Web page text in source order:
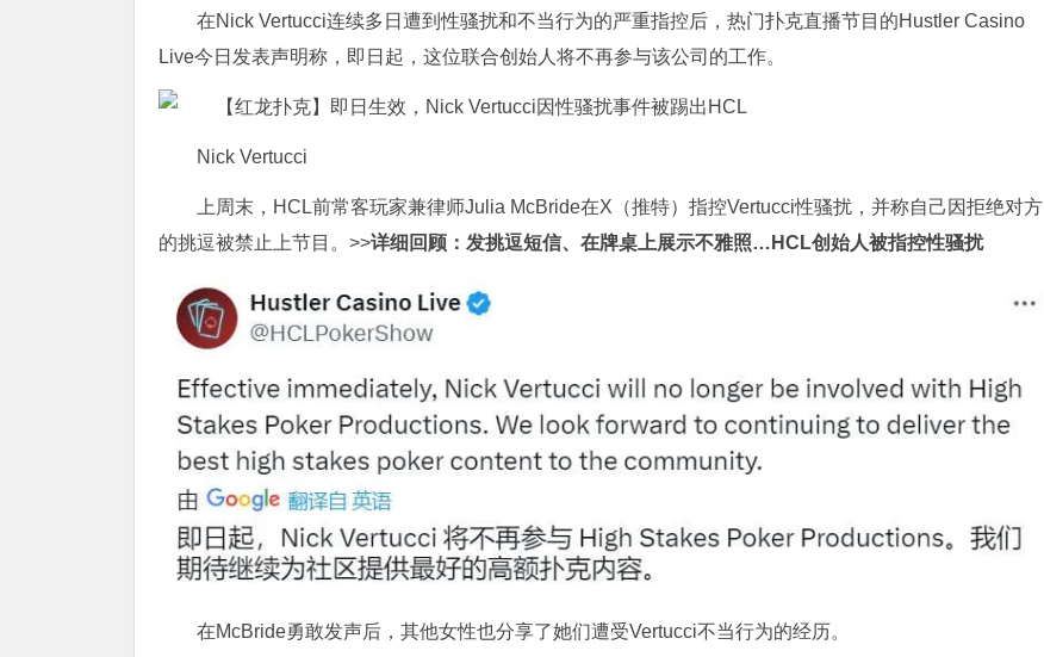
在Nick Vertucci连续多日遭到性骚扰和不当行为的严重指控后，热门扑克直播节目的Hustler Casino
Live今日发表声明称，即日起，这位联合创始人将不再参与该公司的工作。
Nick Vertucci
上周末，HCL前常客玩家兼律师Julia McBride在X（推特）指控Vertucci性骚扰，并称自己因拒绝对方
的挑逗被禁止上节目。>>详细回顾： 发挑逗短信、在牌桌上展示不雅照…HCL创始人被指控性骚扰
在McBride勇敢发声后，其他女性也分享了她们遭受Vertucci不当行为的经历。